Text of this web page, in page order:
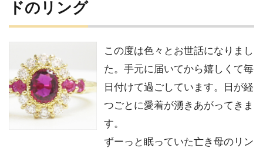
ドのリング
この度は色々とお世話になりまし
た。手元に届いてから嬉しくて毎
日付けて過ごしています。日が経
つごとに愛着が湧きあがってきま
す。
ずーっと眠っていた亡き母のリン